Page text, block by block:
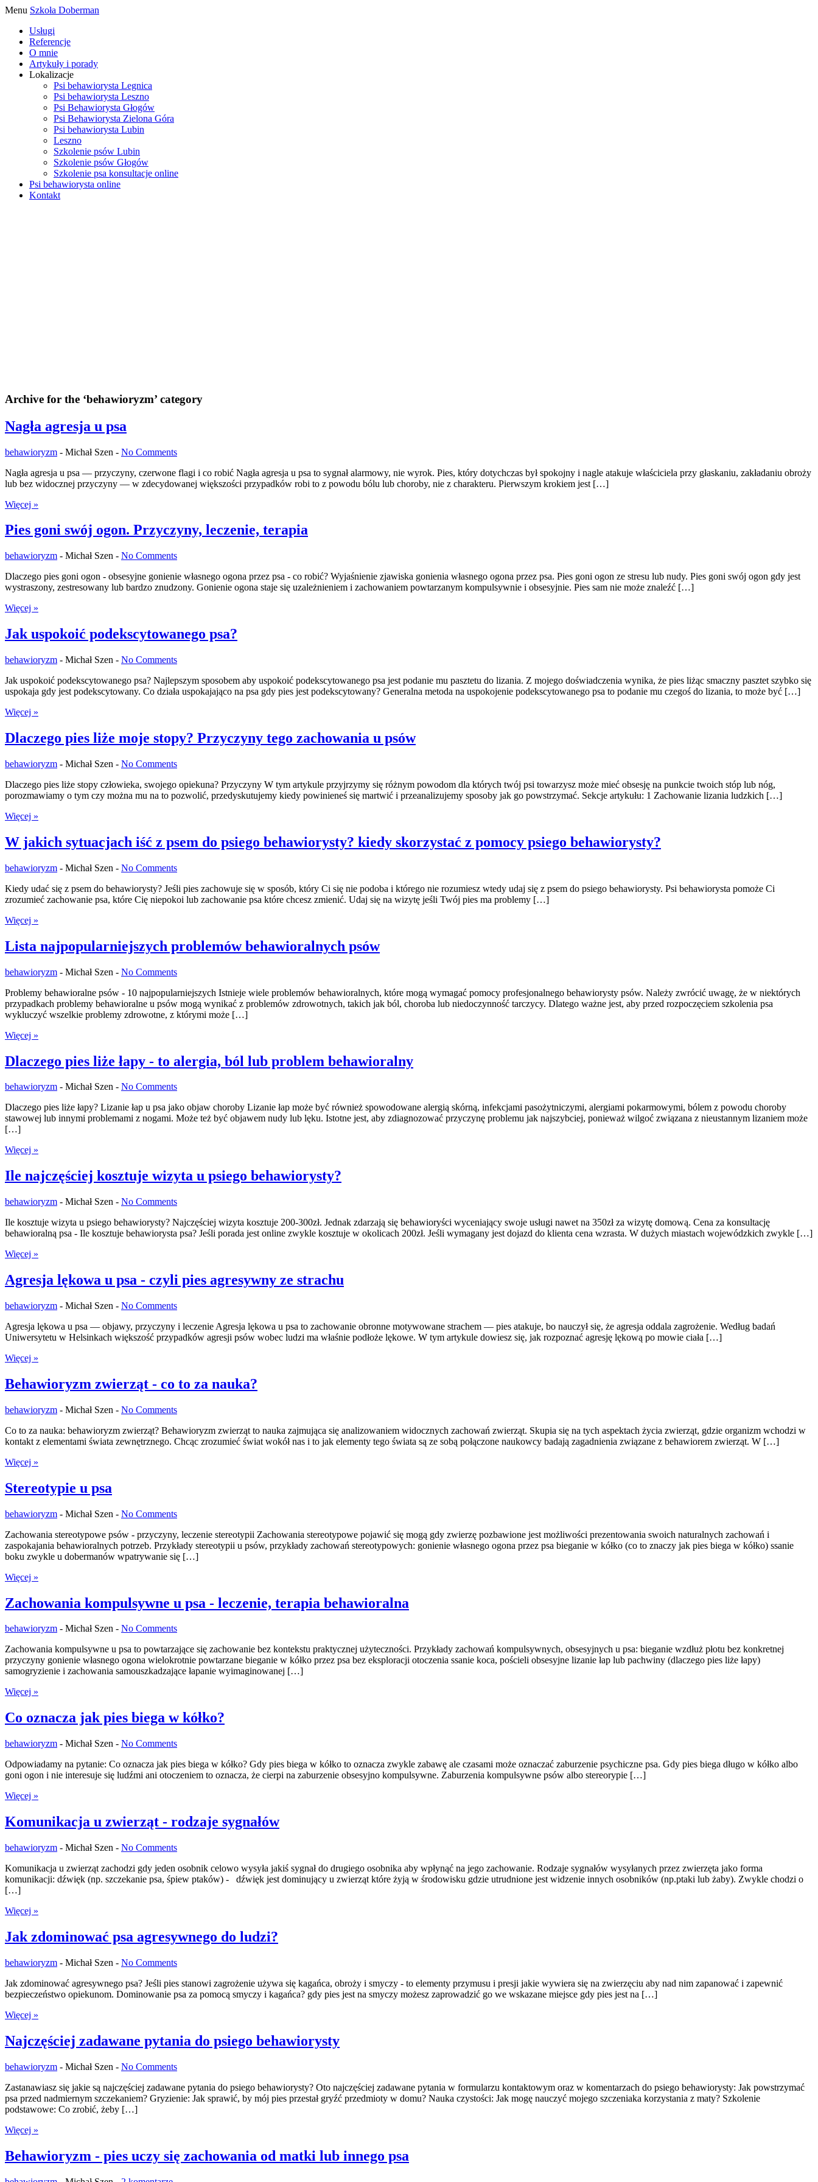
Menu Szkoła Doberman
Usługi
Referencje
O mnie
Artykuły i porady
Lokalizacje
Psi behawiorysta Legnica
Psi behawiorysta Leszno
Psi Behawiorysta Głogów
Psi Behawiorysta Zielona Góra
Psi behawiorysta Lubin
Leszno
Szkolenie psów Lubin
Szkolenie psów Głogów
Szkolenie psa konsultacje online
Psi behawiorysta online
Kontakt
Archive for the ‘behawioryzm’ category
Nagła agresja u psa
behawioryzm - Michał Szen - No Comments
Nagła agresja u psa — przyczyny, czerwone flagi i co robić Nagła agresja u psa to sygnał alarmowy, nie wyrok. Pies, który dotychczas był spokojny i nagle atakuje właściciela przy głaskaniu, zakładaniu obroży
lub bez widocznej przyczyny — w zdecydowanej większości przypadków robi to z powodu bólu lub choroby, nie z charakteru. Pierwszym krokiem jest […]
Więcej »
Pies goni swój ogon. Przyczyny, leczenie, terapia
behawioryzm - Michał Szen - No Comments
Dlaczego pies goni ogon - obsesyjne gonienie własnego ogona przez psa - co robić? Wyjaśnienie zjawiska gonienia własnego ogona przez psa. Pies goni ogon ze stresu lub nudy. Pies goni swój ogon gdy jest
wystraszony, zestresowany lub bardzo znudzony. Gonienie ogona staje się uzależnieniem i zachowaniem powtarzanym kompulsywnie i obsesyjnie. Pies sam nie może znaleźć […]
Więcej »
Jak uspokoić podekscytowanego psa?
behawioryzm - Michał Szen - No Comments
Jak uspokoić podekscytowanego psa? Najlepszym sposobem aby uspokoić podekscytowanego psa jest podanie mu pasztetu do lizania. Z mojego doświadczenia wynika, że pies liżąc smaczny pasztet szybko się
uspokaja gdy jest podekscytowany. Co działa uspokajająco na psa gdy pies jest podekscytowany? Generalna metoda na uspokojenie podekscytowanego psa to podanie mu czegoś do lizania, to może być […]
Więcej »
Dlaczego pies liże moje stopy? Przyczyny tego zachowania u psów
behawioryzm - Michał Szen - No Comments
Dlaczego pies liże stopy człowieka, swojego opiekuna? Przyczyny W tym artykule przyjrzymy się różnym powodom dla których twój psi towarzysz może mieć obsesję na punkcie twoich stóp lub nóg,
porozmawiamy o tym czy można mu na to pozwolić, przedyskutujemy kiedy powinieneś się martwić i przeanalizujemy sposoby jak go powstrzymać. Sekcje artykułu: 1 Zachowanie lizania ludzkich […]
Więcej »
W jakich sytuacjach iść z psem do psiego behawiorysty? kiedy skorzystać z pomocy psiego behawiorysty?
behawioryzm - Michał Szen - No Comments
Kiedy udać się z psem do behawiorysty? Jeśli pies zachowuje się w sposób, który Ci się nie podoba i którego nie rozumiesz wtedy udaj się z psem do psiego behawiorysty. Psi behawiorysta pomoże Ci
zrozumieć zachowanie psa, które Cię niepokoi lub zachowanie psa które chcesz zmienić. Udaj się na wizytę jeśli Twój pies ma problemy […]
Więcej »
Lista najpopularniejszych problemów behawioralnych psów
behawioryzm - Michał Szen - No Comments
Problemy behawioralne psów - 10 najpopularniejszych Istnieje wiele problemów behawioralnych, które mogą wymagać pomocy profesjonalnego behawiorysty psów. Należy zwrócić uwagę, że w niektórych
przypadkach problemy behawioralne u psów mogą wynikać z problemów zdrowotnych, takich jak ból, choroba lub niedoczynność tarczycy. Dlatego ważne jest, aby przed rozpoczęciem szkolenia psa
wykluczyć wszelkie problemy zdrowotne, z którymi może […]
Więcej »
Dlaczego pies liże łapy - to alergia, ból lub problem behawioralny
behawioryzm - Michał Szen - No Comments
Dlaczego pies liże łapy? Lizanie łap u psa jako objaw choroby Lizanie łap może być również spowodowane alergią skórną, infekcjami pasożytniczymi, alergiami pokarmowymi, bólem z powodu choroby
stawowej lub innymi problemami z nogami. Może też być objawem nudy lub lęku. Istotne jest, aby zdiagnozować przyczynę problemu jak najszybciej, ponieważ wilgoć związana z nieustannym lizaniem może
[…]
Więcej »
Ile najczęściej kosztuje wizyta u psiego behawiorysty?
behawioryzm - Michał Szen - No Comments
Ile kosztuje wizyta u psiego behawiorysty? Najczęściej wizyta kosztuje 200-300zł. Jednak zdarzają się behawioryści wyceniający swoje usługi nawet na 350zł za wizytę domową. Cena za konsultację
behawioralną psa - Ile kosztuje behawiorysta psa? Jeśli porada jest online zwykle kosztuje w okolicach 200zł. Jeśli wymagany jest dojazd do klienta cena wzrasta. W dużych miastach wojewódzkich zwykle […]
Więcej »
Agresja lękowa u psa - czyli pies agresywny ze strachu
behawioryzm - Michał Szen - No Comments
Agresja lękowa u psa — objawy, przyczyny i leczenie Agresja lękowa u psa to zachowanie obronne motywowane strachem — pies atakuje, bo nauczył się, że agresja oddala zagrożenie. Według badań
Uniwersytetu w Helsinkach większość przypadków agresji psów wobec ludzi ma właśnie podłoże lękowe. W tym artykule dowiesz się, jak rozpoznać agresję lękową po mowie ciała […]
Więcej »
Behawioryzm zwierząt - co to za nauka?
behawioryzm - Michał Szen - No Comments
Co to za nauka: behawioryzm zwierząt? Behawioryzm zwierząt to nauka zajmująca się analizowaniem widocznych zachowań zwierząt. Skupia się na tych aspektach życia zwierząt, gdzie organizm wchodzi w
kontakt z elementami świata zewnętrznego. Chcąc zrozumieć świat wokół nas i to jak elementy tego świata są ze sobą połączone naukowcy badają zagadnienia związane z behawiorem zwierząt. W […]
Więcej »
Stereotypie u psa
behawioryzm - Michał Szen - No Comments
Zachowania stereotypowe psów - przyczyny, leczenie stereotypii Zachowania stereotypowe pojawić się mogą gdy zwierzę pozbawione jest możliwości prezentowania swoich naturalnych zachowań i
zaspokajania behawioralnych potrzeb. Przykłady stereotypii u psów, przykłady zachowań stereotypowych: gonienie własnego ogona przez psa bieganie w kółko (co to znaczy jak pies biega w kółko) ssanie
boku zwykle u dobermanów wpatrywanie się […]
Więcej »
Zachowania kompulsywne u psa - leczenie, terapia behawioralna
behawioryzm - Michał Szen - No Comments
Zachowania kompulsywne u psa to powtarzające się zachowanie bez kontekstu praktycznej użyteczności. Przykłady zachowań kompulsywnych, obsesyjnych u psa: bieganie wzdłuż płotu bez konkretnej
przyczyny gonienie własnego ogona wielokrotnie powtarzane bieganie w kółko przez psa bez eksploracji otoczenia ssanie koca, pościeli obsesyjne lizanie łap lub pachwiny (dlaczego pies liże łapy)
samogryzienie i zachowania samouszkadzające łapanie wyimaginowanej […]
Więcej »
Co oznacza jak pies biega w kółko?
behawioryzm - Michał Szen - No Comments
Odpowiadamy na pytanie: Co oznacza jak pies biega w kółko? Gdy pies biega w kółko to oznacza zwykle zabawę ale czasami może oznaczać zaburzenie psychiczne psa. Gdy pies biega długo w kółko albo
goni ogon i nie interesuje się ludźmi ani otoczeniem to oznacza, że cierpi na zaburzenie obsesyjno kompulsywne. Zaburzenia kompulsywne psów albo stereorypie […]
Więcej »
Komunikacja u zwierząt - rodzaje sygnałów
behawioryzm - Michał Szen - No Comments
Komunikacja u zwierząt zachodzi gdy jeden osobnik celowo wysyła jakiś sygnał do drugiego osobnika aby wpłynąć na jego zachowanie. Rodzaje sygnałów wysyłanych przez zwierzęta jako forma
komunikacji: dźwięk (np. szczekanie psa, śpiew ptaków) - dźwięk jest dominujący u zwierząt które żyją w środowisku gdzie utrudnione jest widzenie innych osobników (np.ptaki lub żaby). Zwykle chodzi o
[…]
Więcej »
Jak zdominować psa agresywnego do ludzi?
behawioryzm - Michał Szen - No Comments
Jak zdominować agresywnego psa? Jeśli pies stanowi zagrożenie używa się kagańca, obroży i smyczy - to elementy przymusu i presji jakie wywiera się na zwierzęciu aby nad nim zapanować i zapewnić
bezpieczeństwo opiekunom. Dominowanie psa za pomocą smyczy i kagańca? gdy pies jest na smyczy możesz zaprowadzić go we wskazane miejsce gdy pies jest na […]
Więcej »
Najczęściej zadawane pytania do psiego behawiorysty
behawioryzm - Michał Szen - No Comments
Zastanawiasz się jakie są najczęściej zadawane pytania do psiego behawiorysty? Oto najczęściej zadawane pytania w formularzu kontaktowym oraz w komentarzach do psiego behawiorysty: Jak powstrzymać
psa przed nadmiernym szczekaniem? Gryzienie: Jak sprawić, by mój pies przestał gryźć przedmioty w domu? Nauka czystości: Jak mogę nauczyć mojego szczeniaka korzystania z maty? Szkolenie
podstawowe: Co zrobić, żeby […]
Więcej »
Behawioryzm - pies uczy się zachowania od matki lub innego psa